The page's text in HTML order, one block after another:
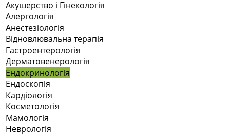
Акушерство і Гінекологія
Алергологія
Анестезіологія
Відновлювальна терапія
Гастроентерологія
Дерматовенерологія
Ендокринологія
Ендоскопія
Кардіологія
Косметологія
Мамологія
Неврологія